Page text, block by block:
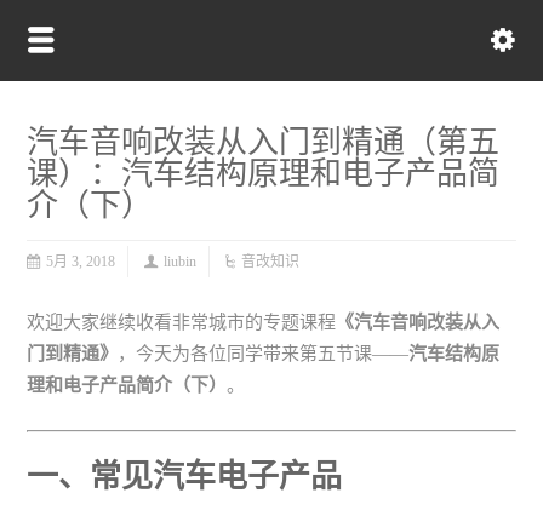
汽车音响改装从入门到精通（第五
课）：汽车结构原理和电子产品简
介（下）
5月 3, 2018 liubin 音改知识
欢迎大家继续收看非常城市的专题课程 《汽车音响改装从入
门到精通》 ，今天为各位同学带来第五节课——汽车结构原
理和电子产品简介（下） 。
一、常见汽车电子产品